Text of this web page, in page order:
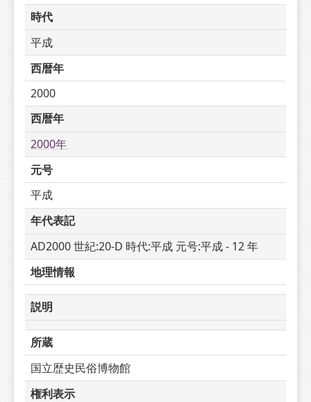
時代
平成
西暦年
2000
西暦年
2000年
元号
平成
年代表記
AD2000 世紀:20-D 時代:平成 元号:平成 - 12 年
地理情報
説明
所蔵
国立歴史民俗博物館
権利表示